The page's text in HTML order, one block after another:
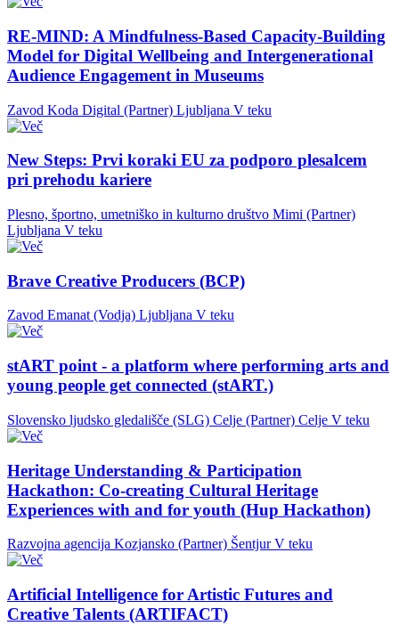
RE-MIND: A Mindfulness-Based Capacity-Building
Model for Digital Wellbeing and Intergenerational
Audience Engagement in Museums
Zavod Koda Digital (Partner) Ljubljana V teku
New Steps: Prvi koraki EU za podporo plesalcem
pri prehodu kariere
Plesno, športno, umetniško in kulturno društvo Mimi (Partner)
Ljubljana V teku
Brave Creative Producers (BCP)
Zavod Emanat (Vodja) Ljubljana V teku
stART point - a platform where performing arts and
young people get connected (stART.)
Slovensko ljudsko gledališče (SLG) Celje (Partner) Celje V teku
Heritage Understanding & Participation
Hackathon: Co-creating Cultural Heritage
Experiences with and for youth (Hup Hackathon)
Razvojna agencija Kozjansko (Partner) Šentjur V teku
Artificial Intelligence for Artistic Futures and
Creative Talents (ARTIFACT)